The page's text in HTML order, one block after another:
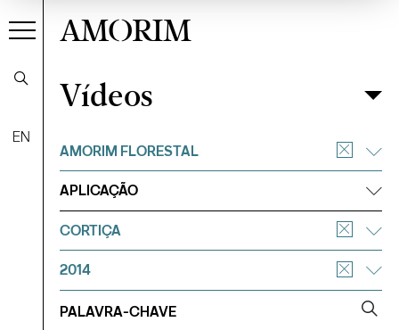
EN
AMORIM
VídeosFiltrar
Vídeos
AMORIM FLORESTAL
APLICAÇÃO
CORTIÇA
2014